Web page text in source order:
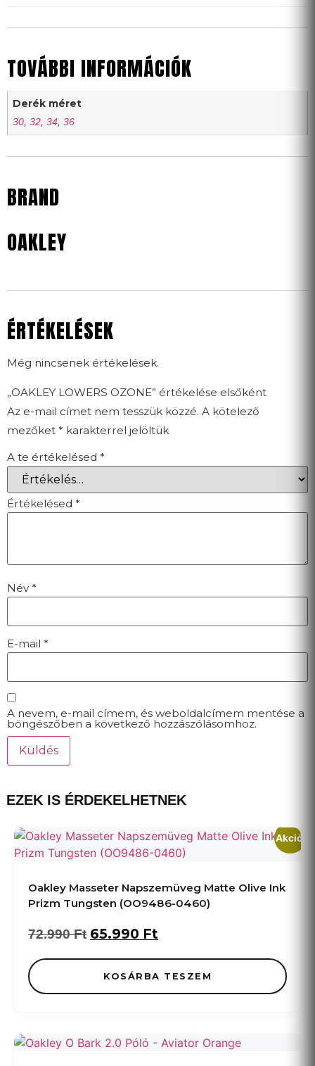
TOVÁBBI INFORMÁCIÓK
Derék méret
30, 32, 34, 36
BRAND
OAKLEY
ÉRTÉKELÉSEK
Még nincsenek értékelések.
„OAKLEY LOWERS OZONE” értékelése elsőként
Az e-mail címet nem tesszük közzé. A kötelező
mezőket * karakterrel jelöltük
A te értékelésed *
Értékelésed *
Név *
E-mail *
A nevem, e-mail címem, és weboldalcímem mentése a
böngészőben a következő hozzászólásomhoz.
EZEK IS ÉRDEKELHETNEK
Akció!
Oakley Masseter Napszemüveg Matte Olive Ink
Prizm Tungsten (OO9486-0460)
72.990Ft 65.990 Ft
KOSÁRBA TESZEM